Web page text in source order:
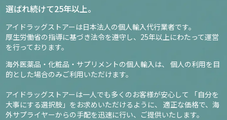
選ばれ続けて25年以上。
アイドラッグストアーは日本法人の個人輸入代行業者です。
厚生労働省の指導に基づき法令を遵守し、 25年以上にわたって運営
を行っております。
海外医薬品・化粧品・サプリメントの個人輸入は、
個人の利用を目
的とした場合のみご利用いただけます。
アイドラッグストアーは一人でも多くのお客様が安心して
「自分を
大事にする選択肢」をお求めいただけるように、
適正な価格で、海
外サプライヤーからの手配を迅速に行い、ご提供いたします。